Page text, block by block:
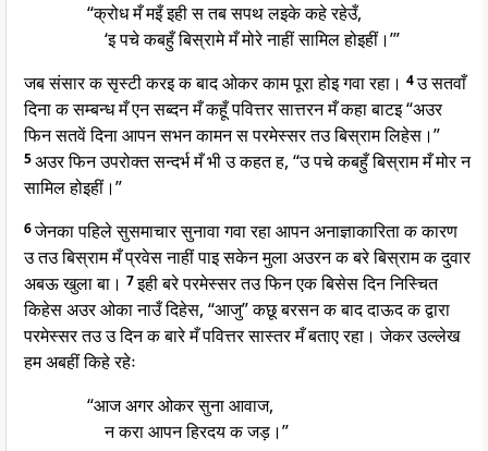
“क्रोध मँ मइँ इही स तब सपथ लइके कहे रहेउँ,
‘इ पचे कबहुँ बिस्रामे मँ मोरे नाहीं सामिल होइहीं।’”
जब संसार क सृस्टी करइ क बाद ओकर काम पूरा होइ गवा रहा। 4उ सतवाँ
दिना क सम्बन्ध मँ एन सब्दन मँ कहूँ पवित्तर सात्तरन मँ कहा बाटइ “अउर
फिन सतवें दिना आपन सभन कामन स परमेस्सर तउ बिस्राम लिहेस।”
5अउर फिन उपरोक्त सन्दर्भ मँ भी उ कहत ह, “उ पचे कबहुँ बिस्राम मँ मोर न
सामिल होइहीं।”
6जेनका पहिले सुसमाचार सुनावा गवा रहा आपन अनाज्ञाकारिता क कारण
उ तउ बिस्राम मँ प्रवेस नाहीं पाइ सकेन मुला अउरन क बरे बिस्राम क दुवार
अबऊ खुला बा। 7इही बरे परमेस्सर तउ फिन एक बिसेस दिन निस्चित
किहेस अउर ओका नाउँ दिहेस, “आजु” कछू बरसन क बाद दाऊद क द्वारा
परमेस्सर तउ उ दिन क बारे मँ पवित्तर सास्तर मँ बताए रहा। जेकर उल्लेख
हम अबहीं किहे रहेः
“आज अगर ओकर सुना आवाज,
न करा आपन हिरदय क जड़।”